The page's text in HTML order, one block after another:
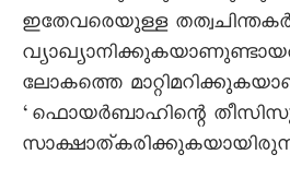
ഇതേവരെയുള്ള
ലോകത്തെ
‘ഫൊയർബാഹിന്റെ